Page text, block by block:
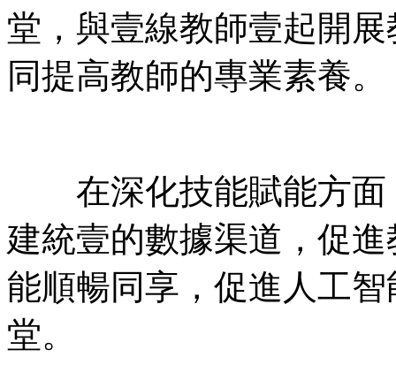
堂，與壹線教師壹起開
同提高教師的專業素養。
在深化技能賦能方面
建統壹的數據渠道，促
能順暢同享，促進人工
堂。